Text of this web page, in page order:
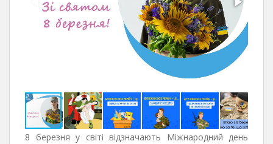
8 березня у світі відзначають Міжнародний день